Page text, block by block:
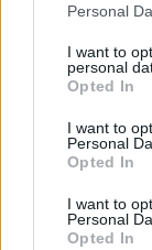
Personal
I want to
personal
Opted In
I want to
Personal
Opted In
I want to
Personal
Opted In
nem azt akarja
Az első
akarná vinni.
hátsója
bírja el. Kért
mint, aki nem